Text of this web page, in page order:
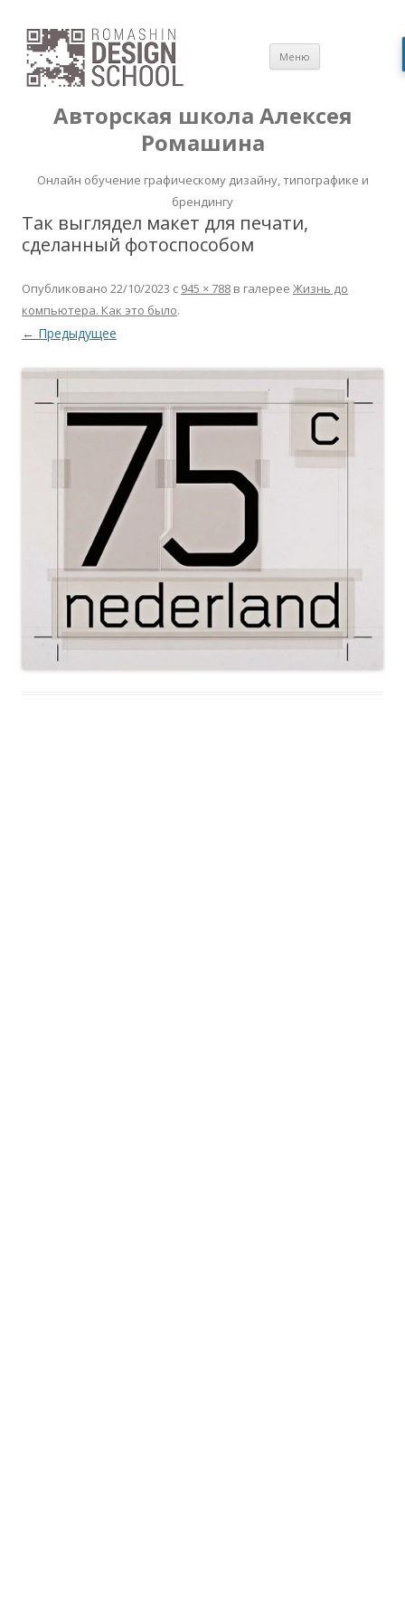
Авторская школа Алексея
Ромашина
Онлайн обучение графическому дизайну, типографике и
брендингу
Меню
содержимому
Так выглядел макет для печати,
сделанный фотоспособом
Опубликовано 22/10/2023 с 945 × 788 в галерее Жизнь до
компьютера. Как это было.
← Предыдущее